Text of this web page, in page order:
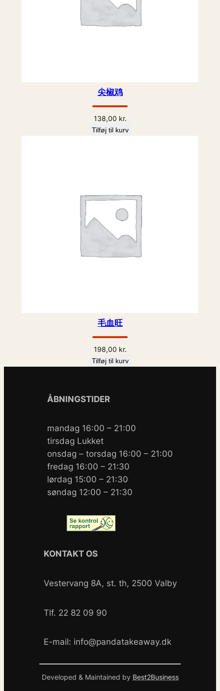
尖椒鸡
138,00 kr.
Tilføj til kurv
毛血旺
198,00 kr.
Tilføj til kurv
ÅBNINGSTIDER
mandag 16:00 – 21:00
tirsdag Lukket
onsdag – torsdag 16:00 – 21:00
fredag 16:00 – 21:30
lørdag 15:00 – 21:30
søndag 12:00 – 21:30
KONTAKT OS
Vestervang 8A, st. th, 2500 Valby
Tlf. 22 82 09 90
E-mail: info@pandatakeaway.dk
Developed & Maintained by Best2Business